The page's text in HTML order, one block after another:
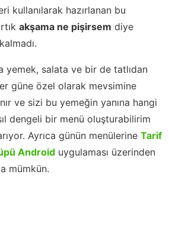
kullanılarak hazırlanan bu
akşama ne pişirsem diye
yemek, salata ve bir de tatlıdan
güne özel olarak mevsimine
ve sizi bu yemeğin yanına hangi
dengeli bir menü oluşturabilirim
Ayrıca günün menülerine Tarif
Android uygulaması üzerinden
mümkün.